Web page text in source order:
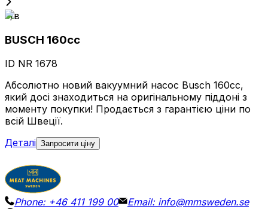
б/в
BUSCH 160cc
ID NR 1678
Абсолютно новий вакуумний насос Busch 160cc,
який досі знаходиться на оригінальному піддоні з
моменту покупки! Продається з гарантією ціни по
всій Швеції.
Деталі Запросити ціну
Phone: +46 411 199 00 Email: info@mmsweden.se